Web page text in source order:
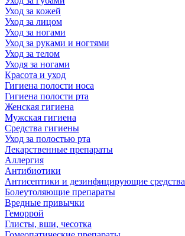
Уход за кожей
Уход за лицом
Уход за ногами
Уход за руками и ногтями
Уход за телом
Уходя за ногами
Красота и уход
Гигиена полости носа
Гигиена полости рта
Женская гигиена
Мужская гигиена
Средства гигиены
Уход за полостью рта
Лекарственные препараты
Аллергия
Антибиотики
Антисептики и дезинфицирующие средства
Болеутоляющие препараты
Вредные привычки
Геморрой
Глисты, вши, чесотка